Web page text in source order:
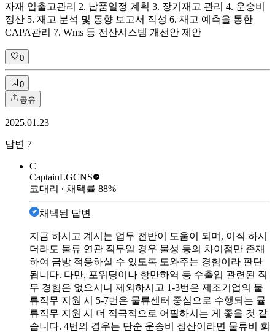
자재 입출고관리 2. 납품일정 계획 3. 장기재고 관리 4. 운송비
정산 5. 재고 분석 및 동향 보고서 작성 6. 재고 예측을 통한
CAPA관리 7. Wms 등 전산시스템 개선안 제안
0
0
공유
2025.01.23
답변 7
C
CaptainLGCNS
코대리 ∙ 채택률 88%
채택된 답변
지금 하시고 계시는 업무 전반이 도움이 되며, 이직 하시
더라도 물류 연관 직무일 경우 물성 등의 차이점만 존재
하여 금방 적응하실 수 있도록 도와주는 경험이라 판단
됩니다. 다만, 포워딩이나 항만하역 등 수출입 관련된 직
무 경험은 없으시니 제외하시고 1-3번은 제조기업의 물
류직무 지원 시 5-7번은 물류센터 중심으로 수행되는 뮬
류직무 지원 시 더 적극적으로 어필하시는 게 좋을 것 같
습니다. 4번의 경우는 단순 운송비 정산이라면 물류비 회